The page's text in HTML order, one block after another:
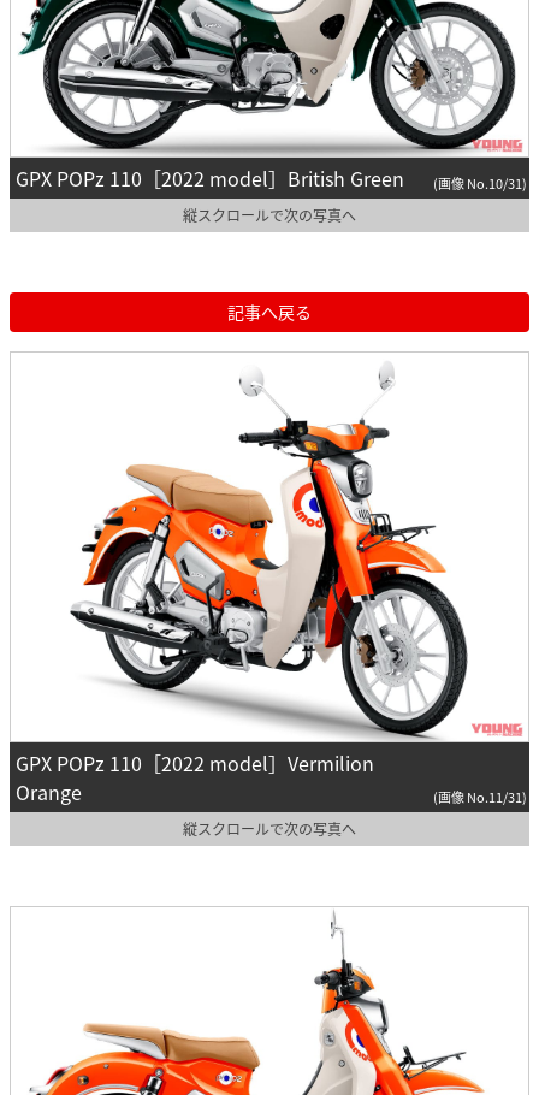
GPX POPz 110［2022 model］British Green (画像 No.10/31)
縦スクロールで次の写真へ
記事へ戻る
GPX POPz 110［2022 model］Vermilion
Orange
(画像 No.11/31)
縦スクロールで次の写真へ